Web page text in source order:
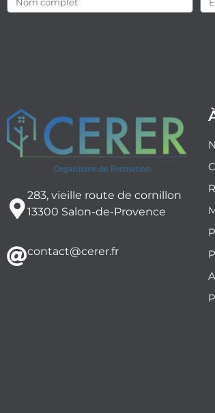
283, vieille route de cornillon
13300 Salon-de-Provence
contact@cerer.fr